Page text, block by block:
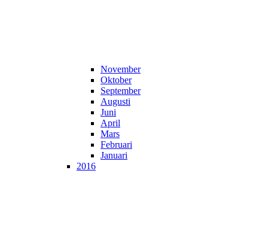
November
Oktober
September
Augusti
Juni
April
Mars
Februari
Januari
2016